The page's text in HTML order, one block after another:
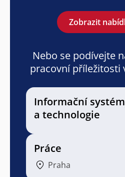
Zobrazit
Nebo se podívejte
pracovní příležitosti
Informační
a technologie
Práce
Praha